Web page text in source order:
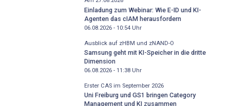
Einladung zum Webinar: Wie E-ID und KI-
Agenten das cIAM herausfordern
06.08.2026 - 10:54Uhr
Ausblick auf zHBM und zNAND-O
Samsung geht mit KI-Speicher in die dritte
Dimension
06.08.2026 - 11:38Uhr
Erster CAS im September 2026
Uni Freiburg und GS1 bringen Category
Management und KI zusammen